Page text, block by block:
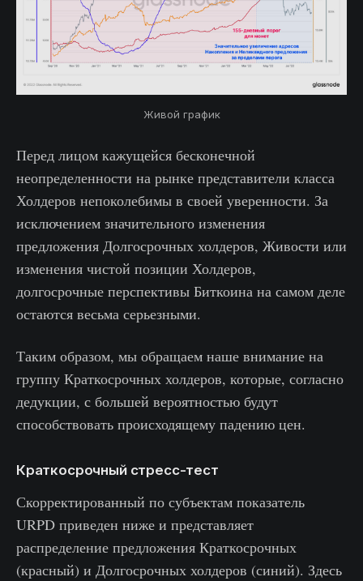
Живой график
Перед лицом кажущейся бесконечной
неопределенности на рынке представители класса
Холдеров непоколебимы в своей уверенности. За
исключением значительного изменения
предложения Долгосрочных холдеров, Живости или
изменения чистой позиции Холдеров,
долгосрочные перспективы Биткоина на самом деле
остаются весьма серьезными.
Таким образом, мы обращаем наше внимание на
группу Краткосрочных холдеров, которые, согласно
дедукции, с большей вероятностью будут
способствовать происходящему падению цен.
Краткосрочный стресс-тест
Скорректированный по субъектам показатель
URPD приведен ниже и представляет
распределение предложения Краткосрочных
(красный) и Долгосрочных холдеров (синий). Здесь